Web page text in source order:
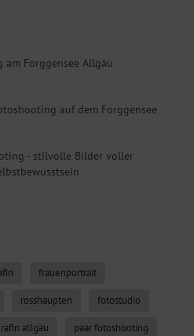
am Forggensee Allgäu
auf dem Forggensee
- stilvolle Bilder voller
frauenportrait
rosshaupten fotostudio
allgäu paar fotoshooting